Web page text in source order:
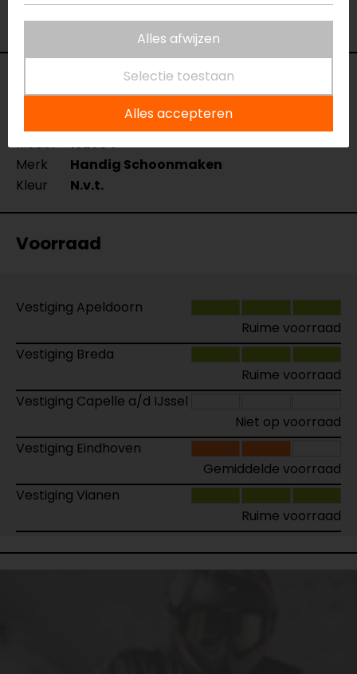
Specificaties
Velgen en Ketting Pakket
Model
152394
Merk
Handig Schoonmaken
Kleur
N.v.t.
Voorraad
Vestiging Apeldoorn
Ruime voorraad
Vestiging Breda
Ruime voorraad
Vestiging Capelle a/d IJssel
Niet op voorraad
Vestiging Eindhoven
Gemiddelde voorraad
Vestiging Vianen
Ruime voorraad
Alles afwijzen
Selectie toestaan
Alles accepteren